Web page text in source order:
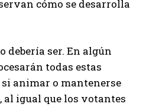
cómo se desarrolla
debería ser. En algún
todas estas
animar o mantenerse
al igual que los votantes